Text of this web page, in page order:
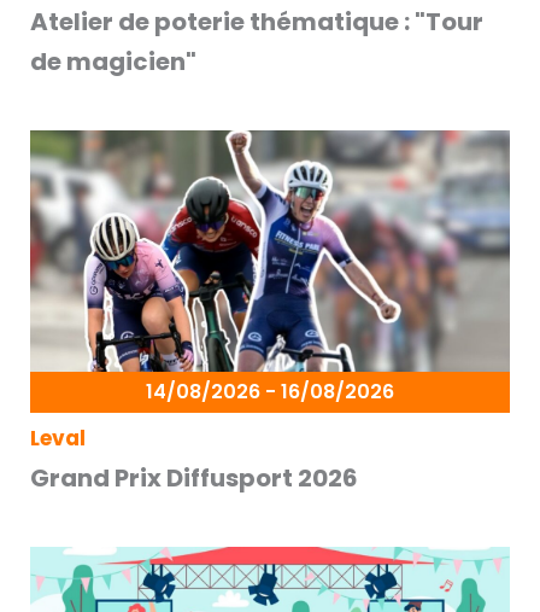
Atelier de poterie thématique : "Tour
de magicien"
14/08/2026 - 16/08/2026
Leval
Grand Prix Diffusport 2026